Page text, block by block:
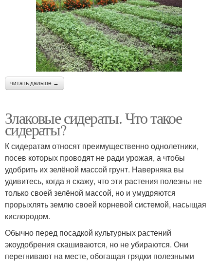
читать дальше →
Злаковые сидераты. Что такое
сидераты?
К сидератам относят преимущественно однолетники,
посев которых проводят не ради урожая, а чтобы
удобрить их зелёной массой грунт. Наверняка вы
удивитесь, когда я скажу, что эти растения полезны не
только своей зелёной массой, но и умудряются
прорыхлять землю своей корневой системой, насыщая
кислородом.
Обычно перед посадкой культурных растений
экоудобрения скашиваются, но не убираются. Они
перегнивают на месте, обогащая грядки полезными